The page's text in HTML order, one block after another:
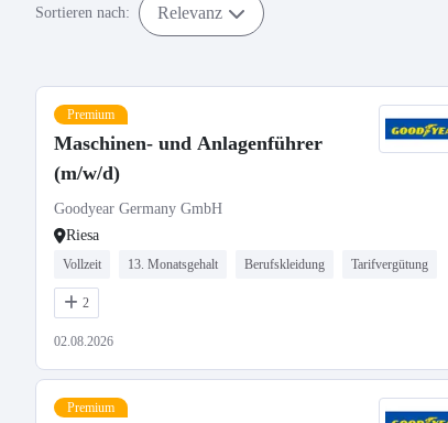
Sortieren nach: Relevanz
Premium
Maschinen- und Anlagenführer
(m/w/d)
Goodyear Germany GmbH
Riesa
Vollzeit 13. Monatsgehalt Berufskleidung Tarifvergütung
2
02.08.2026
Premium